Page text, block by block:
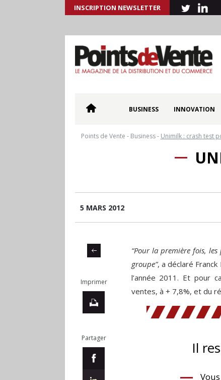
INSCRIPTION NEWSLETTER
BUSINESS INNOVATION
Points de Vente - Business- Unimilk : crash test
5 MARS 2012
Imprimer
Partager
“Pour la première fois,
groupe”, a déclaré
l’année 2011. Et pour
ventes, à + 7,8%, et du
Il